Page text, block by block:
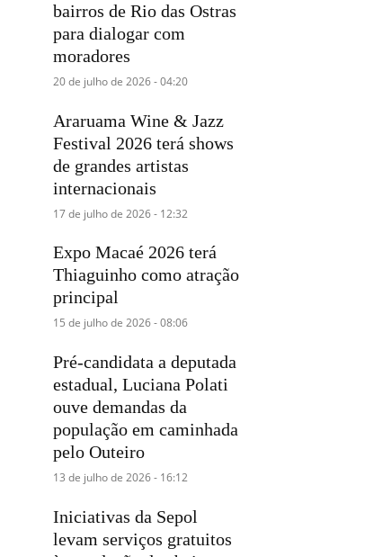
bairros de Rio das Ostras
para dialogar com
moradores
20 de julho de 2026 - 04:20
Araruama Wine & Jazz
Festival 2026 terá shows
de grandes artistas
internacionais
17 de julho de 2026 - 12:32
Expo Macaé 2026 terá
Thiaguinho como atração
principal
15 de julho de 2026 - 08:06
Pré-candidata a deputada
estadual, Luciana Polati
ouve demandas da
população em caminhada
pelo Outeiro
13 de julho de 2026 - 16:12
Iniciativas da Sepol
levam serviços gratuitos